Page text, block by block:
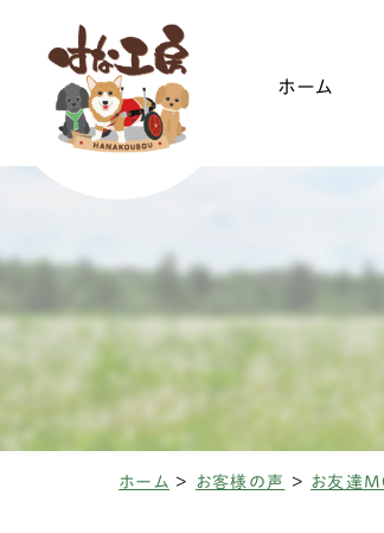
ホーム
装
ホーム > お客様の声 > お友達